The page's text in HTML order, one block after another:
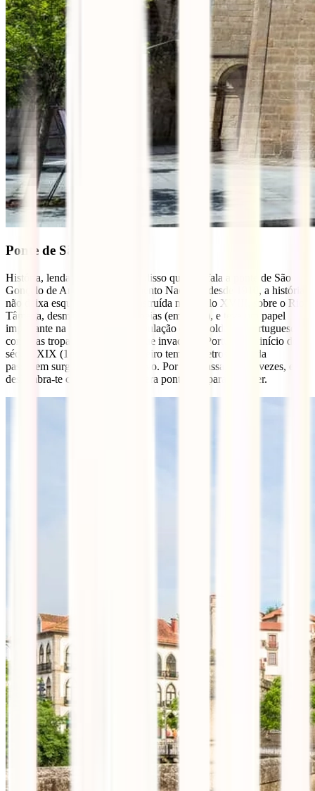
Ponte de São Gonçalo
História, lendas e milagres… é disso que nos fala a ponte de São
Gonçalo de Amarante. Monumento Nacional desde 1910, a história
não deixa esquecer que foi construída no século XVIII, sobre o Rio
Tâmega, desmoronada pelas cheias (em 1763), e teve um papel
importante na resistência da população e dos soldados portugueses
contra as tropas de Napoleão, que invadiram Portugal no início do
século XIX (1809). O seu tabuleiro tem 50 metros e a cada
passagem surge sempre algo novo. Por isso passa, várias vezes, e
deslumbra-te com o que uma mera ponte tem para oferecer.